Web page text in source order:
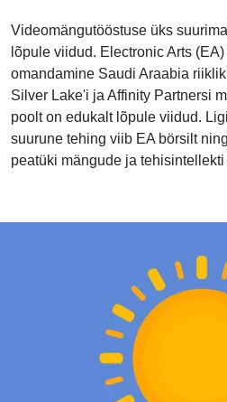
Videomängutööstuse üks
lõpule viidud. Electronic Arts
omandamine Saudi Araabia
Silver Lake'i ja Affinity Partnersi
poolt on edukalt lõpule viidud.
suurune tehing viib EA börsilt
peatüki mängude ja